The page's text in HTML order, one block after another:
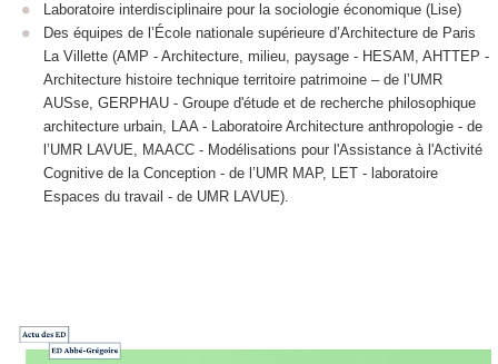
Laboratoire interdisciplinaire pour la sociologie économique (Lise)
Des équipes de l’École nationale supérieure d’Architecture de Paris
La Villette (AMP - Architecture, milieu, paysage - HESAM, AHTTEP -
Architecture histoire technique territoire patrimoine – de l’UMR
AUSse, GERPHAU - Groupe d'étude et de recherche philosophique
architecture urbain, LAA - Laboratoire Architecture anthropologie - de
l’UMR LAVUE, MAACC - Modélisations pour l'Assistance à l'Activité
Cognitive de la Conception - de l’UMR MAP, LET - laboratoire
Espaces du travail - de UMR LAVUE).